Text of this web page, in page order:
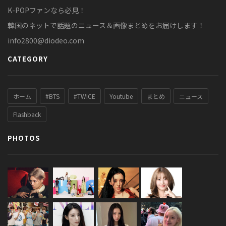
K-POPファンなら必見！
韓国のネットで話題のニュース＆画像まとめをお届けします！
info2800@diodeo.com
CATEGORY
ホーム #BTS #TWICE Youtube まとめ ニュース
Flashback
PHOTOS